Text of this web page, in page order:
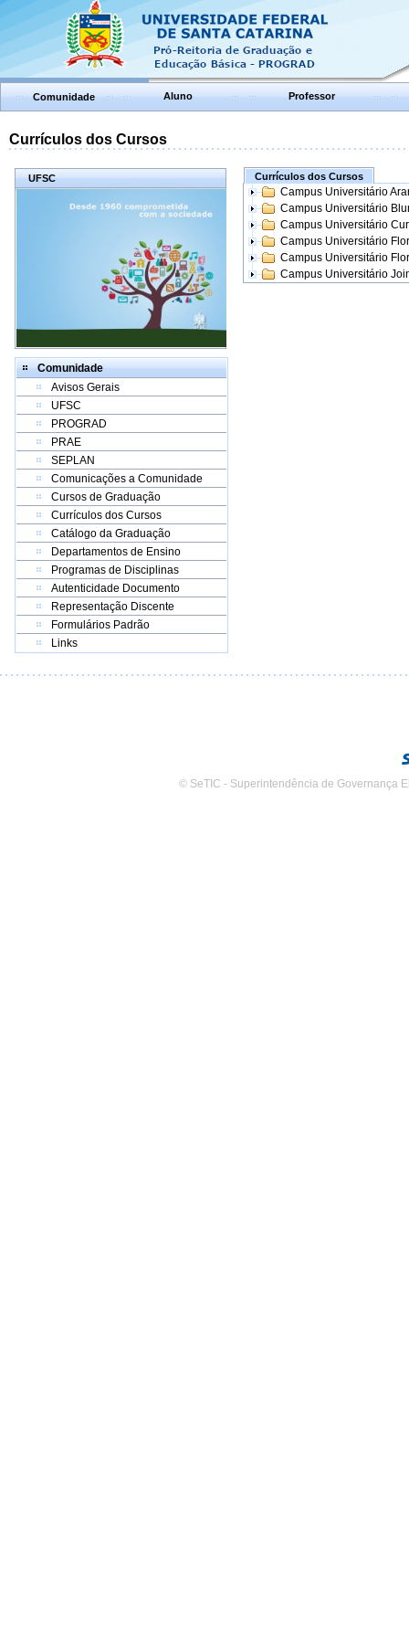
Comunidade Aluno Professor
Currículos dos Cursos
UFSC
Comunidade
Avisos Gerais
UFSC
PROGRAD
PRAE
SEPLAN
Comunicações a Comunidade
Cursos de Graduação
Currículos dos Cursos
Catálogo da Graduação
Departamentos de Ensino
Programas de Disciplinas
Autenticidade Documento
Representação Discente
Formulários Padrão
Links
Currículos dos Cursos
Campus Universitário
Campus Universitário
Campus Universitário
Campus Universitário
Campus Universitário
Campus Universitário
© SeTIC - Superintendência de Governança